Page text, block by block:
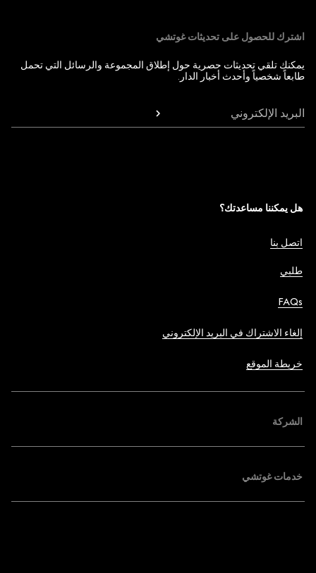
اشترك للحصول على تحديثات غوتشي
يمكنك تلقي تحديثات حصرية حول إطلاق المجموعة والرسائل التي تحمل
طابعاً شخصياً وأحدث أخبار الدار.
البريد الإلكتروني
هل يمكننا مساعدتك؟
اتصل بنا
طلبي
FAQs
إلغاء الاشتراك في البريد الإلكتروني
خريطة الموقع
الشركة
خدمات غوتشي